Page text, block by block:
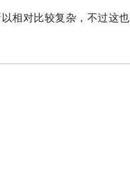
相对比较复杂，不过这